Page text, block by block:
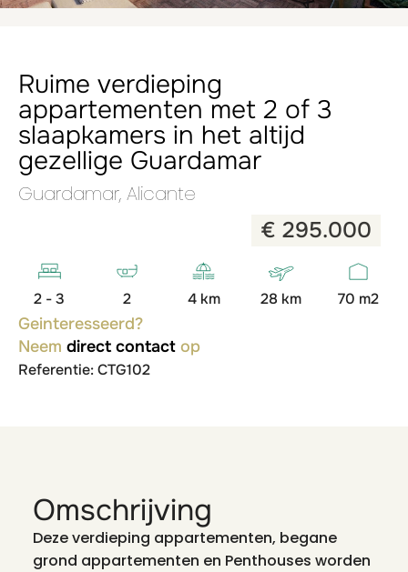
Ruime verdieping
appartementen met 2 of 3
slaapkamers in het altijd
gezellige Guardamar
Guardamar, Alicante
€ 295.000
2 - 3 2 4 km 28 km 70 m2
Geinteresseerd?
Neem direct contact op
Referentie: CTG102
Omschrijving
Deze verdieping appartementen, begane
grond appartementen en Penthouses worden